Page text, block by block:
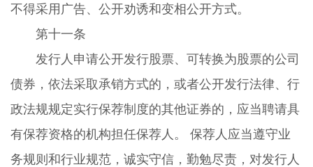
不得采用广告、公开劝诱和变相公开方式。
第十一条
发行人申请公开发行股票、可转换为股票的公司
债券，依法采取承销方式的，或者公开发行法律、行
政法规规定实行保荐制度的其他证券的，应当聘请具
有保荐资格的机构担任保荐人。 保荐人应当遵守业
务规则和行业规范，诚实守信，勤勉尽责，对发行人